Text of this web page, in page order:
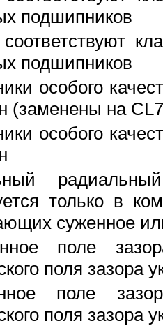
подшипников
подшипников
особого
(заменены на
особого
только в
суженное
поле
поля зазора
поле
поля зазора